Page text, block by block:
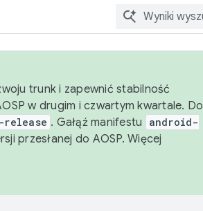
trunk i zapewnić stabilność
w drugim i czwartym kwartale. Do
. Gałąź manifestu
android-
przesłanej do AOSP. Więcej